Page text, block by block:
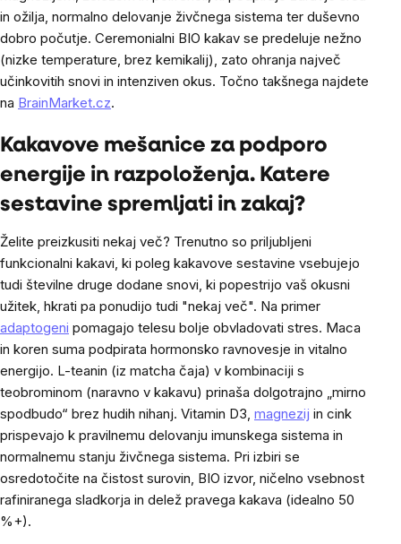
in ožilja, normalno delovanje živčnega sistema ter duševno
dobro počutje. Ceremonialni BIO kakav se predeluje nežno
(nizke temperature, brez kemikalij), zato ohranja največ
učinkovitih snovi in intenziven okus. Točno takšnega najdete
na BrainMarket.cz.
Kakavove mešanice za podporo
energije in razpoloženja. Katere
sestavine spremljati in zakaj?
Želite preizkusiti nekaj več? Trenutno so priljubljeni
funkcionalni kakavi, ki poleg kakavove sestavine vsebujejo
tudi številne druge dodane snovi, ki popestrijo vaš okusni
užitek, hkrati pa ponudijo tudi "nekaj več". Na primer
adaptogeni pomagajo telesu bolje obvladovati stres. Maca
in koren suma podpirata hormonsko ravnovesje in vitalno
energijo. L-teanin (iz matcha čaja) v kombinaciji s
teobrominom (naravno v kakavu) prinaša dolgotrajno „mirno
spodbudo“ brez hudih nihanj. Vitamin D3, magnezij in cink
prispevajo k pravilnemu delovanju imunskega sistema in
normalnemu stanju živčnega sistema. Pri izbiri se
osredotočite na čistost surovin, BIO izvor, ničelno vsebnost
rafiniranega sladkorja in delež pravega kakava (idealno 50
%+).